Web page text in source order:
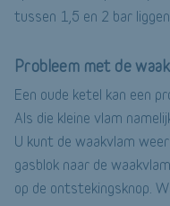
tussen 1,5 en 2 bar liggen.
Probleem met de
Een oude ketel kan een
Als die kleine vlam
U kunt de waakvlam
gasblok naar de
op de ontstekingsknop.